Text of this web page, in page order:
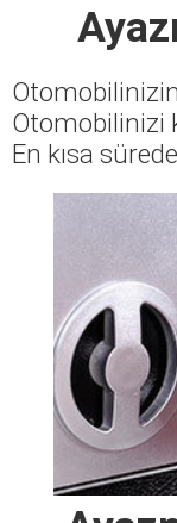
Otomobilinizi
En kısa